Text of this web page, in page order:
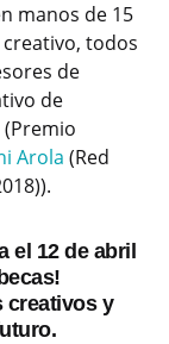
manos de 15
todos
de
de
(Premio
Arola (Red
el 12 de abril
creativos y